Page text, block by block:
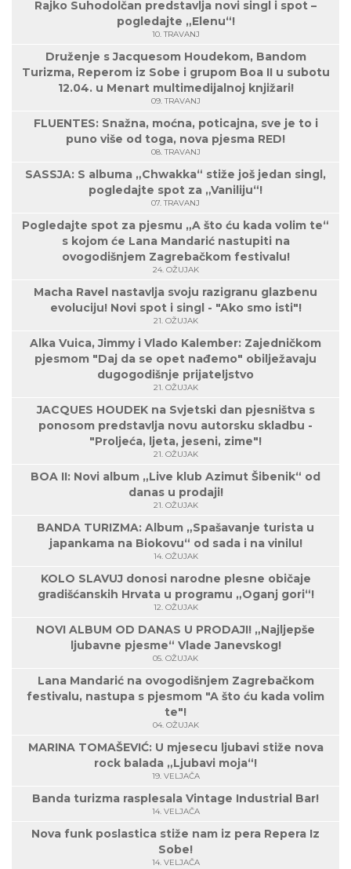
Rajko Suhodolčan predstavlja novi singl i spot –
pogledajte „Elenu“!
10. TRAVANJ
Druženje s Jacquesom Houdekom, Bandom
Turizma, Reperom iz Sobe i grupom Boa II u subotu
12.04. u Menart multimedijalnoj knjižari!
09. TRAVANJ
FLUENTES: Snažna, moćna, poticajna, sve je to i
puno više od toga, nova pjesma RED!
08. TRAVANJ
SASSJA: S albuma „Chwakka“ stiže još jedan singl,
pogledajte spot za „Vaniliju“!
07. TRAVANJ
Pogledajte spot za pjesmu „A što ću kada volim te“
s kojom će Lana Mandarić nastupiti na
ovogodišnjem Zagrebačkom festivalu!
24. OŽUJAK
Macha Ravel nastavlja svoju razigranu glazbenu
evoluciju! Novi spot i singl - "Ako smo isti"!
21. OŽUJAK
Alka Vuica, Jimmy i Vlado Kalember: Zajedničkom
pjesmom "Daj da se opet nađemo" obilježavaju
dugogodišnje prijateljstvo
21. OŽUJAK
JACQUES HOUDEK na Svjetski dan pjesništva s
ponosom predstavlja novu autorsku skladbu -
"Proljeća, ljeta, jeseni, zime"!
21. OŽUJAK
BOA II: Novi album „Live klub Azimut Šibenik“ od
danas u prodaji!
21. OŽUJAK
BANDA TURIZMA: Album „Spašavanje turista u
japankama na Biokovu“ od sada i na vinilu!
14. OŽUJAK
KOLO SLAVUJ donosi narodne plesne običaje
gradišćanskih Hrvata u programu „Oganj gori“!
12. OŽUJAK
NOVI ALBUM OD DANAS U PRODAJI! „Najljepše
ljubavne pjesme“ Vlade Janevskog!
05. OŽUJAK
Lana Mandarić na ovogodišnjem Zagrebačkom
festivalu, nastupa s pjesmom "A što ću kada volim
te"!
04. OŽUJAK
MARINA TOMAŠEVIĆ: U mjesecu ljubavi stiže nova
rock balada „Ljubavi moja“!
19. VELJAČA
Banda turizma rasplesala Vintage Industrial Bar!
14. VELJAČA
Nova funk poslastica stiže nam iz pera Repera Iz
Sobe!
14. VELJAČA